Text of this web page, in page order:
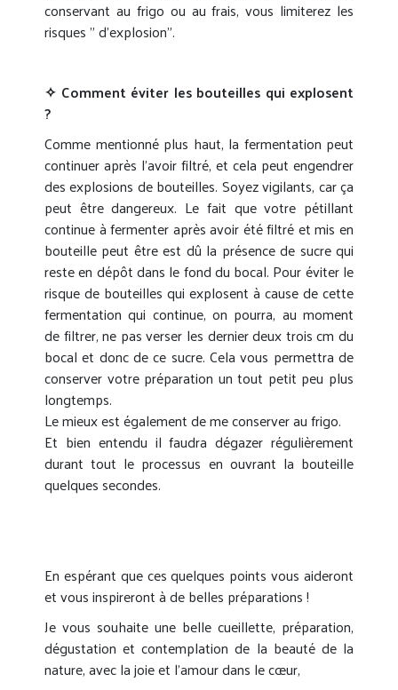
conservant au frigo ou au frais, vous limiterez les
risques ” d’explosion”.
✧ Comment éviter les bouteilles qui explosent
?
Comme mentionné plus haut, la fermentation peut
continuer après l’avoir filtré, et cela peut engendrer
des explosions de bouteilles. Soyez vigilants, car ça
peut être dangereux. Le fait que votre pétillant
continue à fermenter après avoir été filtré et mis en
bouteille peut être est dû la présence de sucre qui
reste en dépôt dans le fond du bocal. Pour éviter le
risque de bouteilles qui explosent à cause de cette
fermentation qui continue, on pourra, au moment
de filtrer, ne pas verser les dernier deux trois cm du
bocal et donc de ce sucre. Cela vous permettra de
conserver votre préparation un tout petit peu plus
longtemps.
Le mieux est également de me conserver au frigo.
Et bien entendu il faudra dégazer régulièrement
durant tout le processus en ouvrant la bouteille
quelques secondes.
En espérant que ces quelques points vous aideront
et vous inspireront à de belles préparations !
Je vous souhaite une belle cueillette, préparation,
dégustation et contemplation de la beauté de la
nature, avec la joie et l’amour dans le cœur,